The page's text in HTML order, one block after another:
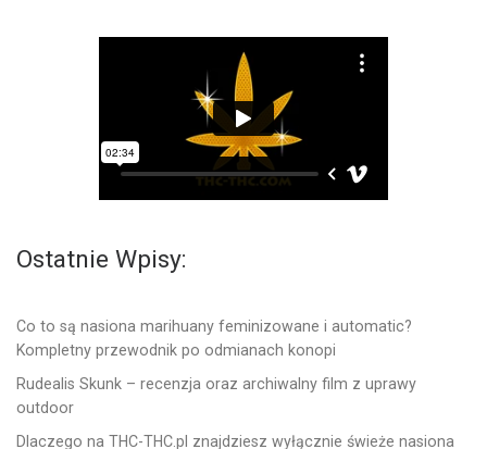
Ostatnie Wpisy:
Co to są nasiona marihuany feminizowane i automatic?
Kompletny przewodnik po odmianach konopi
Rudealis Skunk – recenzja oraz archiwalny film z uprawy
outdoor
Dlaczego na THC-THC.pl znajdziesz wyłącznie świeże nasiona